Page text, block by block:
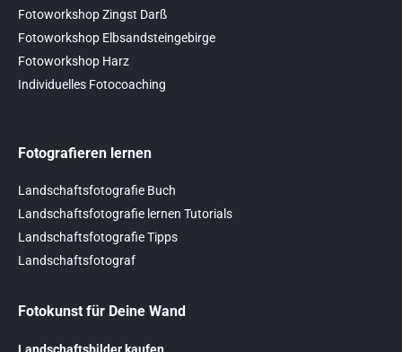
Fotoworkshop Zingst Darß
Fotoworkshop Elbsandsteingebirge
Fotoworkshop Harz
Individuelles Fotocoaching
Fotografieren lernen
Landschaftsfotografie Buch
Landschaftsfotografie lernen Tutorials
Landschaftsfotografie Tipps
Landschaftsfotograf
Fotokunst für Deine Wand